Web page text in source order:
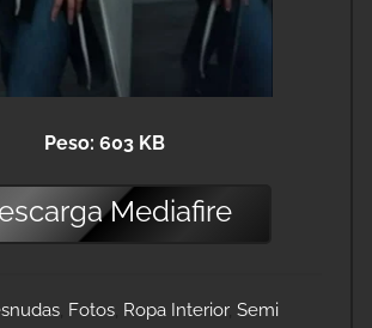
Peso: 603 KB
Mediafire
, Fotos, Ropa Interior, Semi